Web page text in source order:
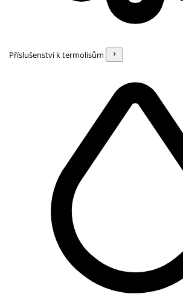
Příslušenství k termolisům